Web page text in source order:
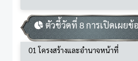
ตัวชี้วัดที่ 8 การเปิดเผยข้
01 โครงสร้างและอำนาจหน้าที่